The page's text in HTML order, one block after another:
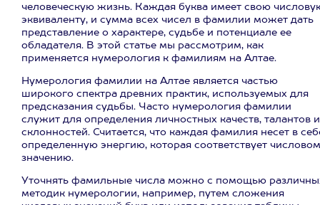
человеческую жизнь. Каждая буква имеет свою
эквиваленту, и сумма всех чисел в фамилии может дать
представление о характере, судьбе и потенциале ее
обладателя. В этой статье мы рассмотрим, как
применяется нумерология к фамилиям на Алтае.
Нумерология фамилии на Алтае является частью
широкого спектра древних практик, используемых для
предсказания судьбы. Часто нумерология фамилии
служит для определения личностных качеств, талантов и
склонностей. Считается, что каждая фамилия несет в
определенную энергию, которая соответствует
значению.
Уточнять фамильные числа можно с помощью
методик нумерологии, например, путем сложения